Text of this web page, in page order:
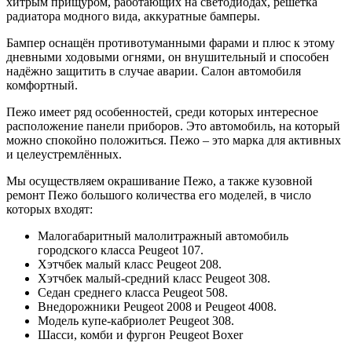
радиатора модного вида, аккуратные бамперы.
Бампер оснащён противотуманными фарами и плюс к этому
дневными ходовыми огнями, он внушительный и способен
надёжно защитить в случае аварии. Салон автомобиля
комфортный.
Пежо имеет ряд особенностей, среди которых интересное
расположение панели приборов. Это автомобиль, на который
можно спокойно положиться. Пежо – это марка для активных
и целеустремлённых.
Мы осуществляем окрашивание Пежо, а также кузовной
ремонт Пежо большого количества его моделей, в число
которых входят:
Малогабаритный малолитражный автомобиль
городского класса Peugeot 107.
Хэтчбек малый класс Peugeot 208.
Хэтчбек малый-средний класс Peugeot 308.
Седан среднего класса Peugeot 508.
Внедорожники Peugeot 2008 и Peugeot 4008.
Модель купе-кабриолет Peugeot 308.
Шасси, комби и фургон Peugeot Boxer